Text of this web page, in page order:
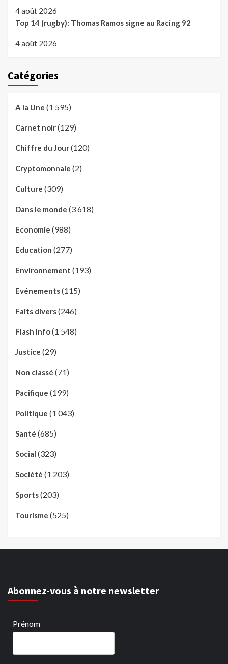
4 août 2026
Top 14 (rugby): Thomas Ramos signe au Racing 92
4 août 2026
Catégories
A la Une (1 595)
Carnet noir(129)
Chiffre du Jour(120)
Cryptomonnaie (2)
Culture (309)
Dans le monde (3 618)
Economie (988)
Education (277)
Environnement (193)
Evénements(115)
Faits divers(246)
Flash Info(1 548)
Justice (29)
Non classé (71)
Pacifique (199)
Politique (1 043)
Santé (685)
Social (323)
Société (1 203)
Sports(203)
Tourisme (525)
Abonnez-vous à notre newsletter
Prénom